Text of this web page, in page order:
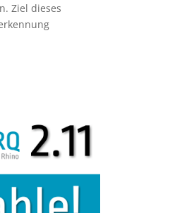
Ziel dieses